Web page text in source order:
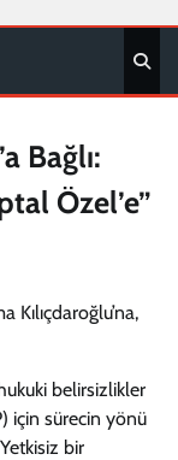
Bağlı:
Özel’e”
belirsizlikler
için sürecin yönü
bir